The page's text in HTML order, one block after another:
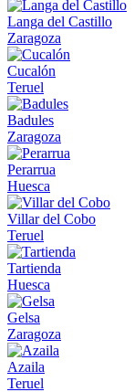
Langa del Castillo
Zaragoza
Cucalón
Teruel
Badules
Zaragoza
Perarrua
Huesca
Villar del Cobo
Teruel
Tartienda
Huesca
Gelsa
Zaragoza
Azaila
Teruel